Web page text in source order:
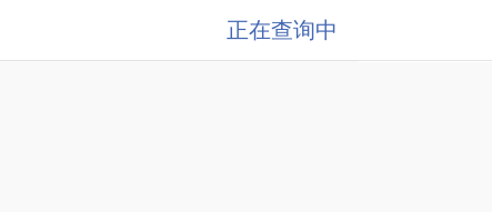
正在查询中